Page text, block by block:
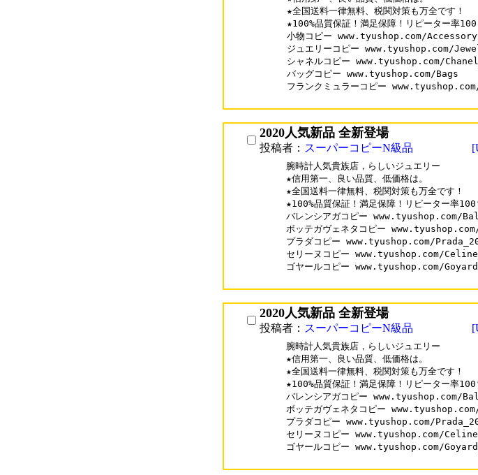
★全国送料一律無料、税関対策も万全です！
★100%品質保証！満足保障！リピーター率100
小物コピー www.tyushop.com/Accessory
ジュエリーコピー www.tyushop.com/
シャネルコピー www.tyushop.com/
バッグコピー www.tyushop.com/Bags
フランクミュラーコピー
2020人気新品 全新登場
投稿者： スーパーコピーN級品
腕時計人気貴族店，らしいジュエリー
★信用第一、良い品質、低価格は。
★全国送料一律無料、税関対策も万全です！
★100%品質保証！満足保障！リピーター率100
バレンシアガコピー www.tyushop.com/
ボッテガヴェネタコピー
プラダコピー www.tyushop.com/
セリーヌコピー www.tyushop.com/
ゴヤールコピー www.tyushop.com/
2020人気新品 全新登場
投稿者： スーパーコピーN級品
腕時計人気貴族店，らしいジュエリー
★信用第一、良い品質、低価格は。
★全国送料一律無料、税関対策も万全です！
★100%品質保証！満足保障！リピーター率100
バレンシアガコピー www.tyushop.com/
ボッテガヴェネタコピー
プラダコピー www.tyushop.com/
セリーヌコピー www.tyushop.com/
ゴヤールコピー www.tyushop.com/